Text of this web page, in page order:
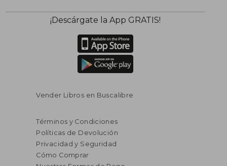
40%
$ 110.00
45%
dcto.
¡Descárgate la App GRATIS!
Vender Libros en Buscalibre
Términos y Condiciones
Políticas de Devolución
Privacidad y Seguridad
Cómo Comprar